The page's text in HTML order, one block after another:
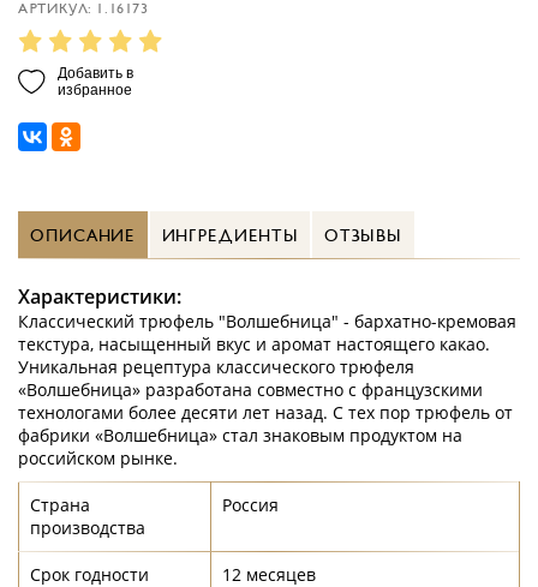
АРТИКУЛ: 1.16173
Добавить в
избранное
ОПИСАНИЕ ИНГРЕДИЕНТЫ ОТЗЫВЫ
Характеристики:
Классический трюфель "Волшебница" - бархатно-кремовая
текстура, насыщенный вкус и аромат настоящего какао.
Уникальная рецептура классического трюфеля
«Волшебница» разработана совместно с французскими
технологами более десяти лет назад. С тех пор трюфель от
фабрики «Волшебница» стал знаковым продуктом на
российском рынке.
Страна
производства
Россия
Срок годности 12 месяцев